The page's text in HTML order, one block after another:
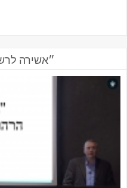
״אשירה